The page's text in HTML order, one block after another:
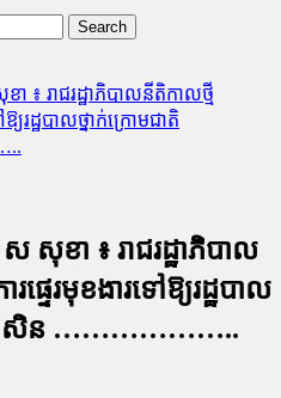
៖ រាជរដ្ឋាភិបាលនីតិកាលថ្មី
ឱ្យរដ្ឋបាលថ្នាក់ក្រោមជាតិ
សុខា ៖ រាជរដ្ឋាភិបាល
ផ្ទេរមុខងារទៅឱ្យរដ្ឋបាល
យៈសិន ………………..